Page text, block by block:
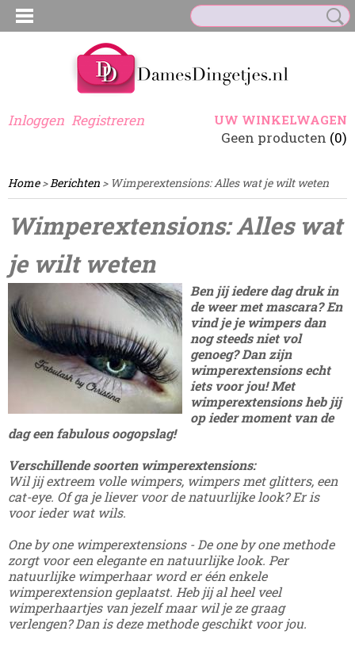
Inloggen Registreren UW WINKELWAGEN
Geen producten (0)
Home>Berichten > Wimperextensions: Alles wat je wilt weten
Wimperextensions: Alles wat
je wilt weten
Ben jij iedere dag druk in
de weer met mascara? En
vind je je wimpers dan
nog steeds niet vol
genoeg? Dan zijn
wimperextensions echt
iets voor jou! Met
wimperextensions heb jij
op ieder moment van de
dag een fabulous oogopslag!
Verschillende soorten wimperextensions:
Wil jij extreem volle wimpers, wimpers met glitters, een
cat-eye. Of ga je liever voor de natuurlijke look? Er is
voor ieder wat wils.
One by one wimperextensions - De one by one methode
zorgt voor een elegante en natuurlijke look. Per
natuurlijke wimperhaar word er één enkele
wimperextension geplaatst. Heb jij al heel veel
wimperhaartjes van jezelf maar wil je ze graag
verlengen? Dan is deze methode geschikt voor jou.